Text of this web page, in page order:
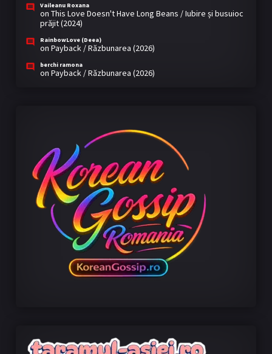
Vaileanu Roxana
on This Love Doesn't Have Long Beans / Iubire și busuioc
prăjit (2024)
RainbowLove (Deea)
on Payback / Răzbunarea (2026)
berchi ramona
on Payback / Răzbunarea (2026)